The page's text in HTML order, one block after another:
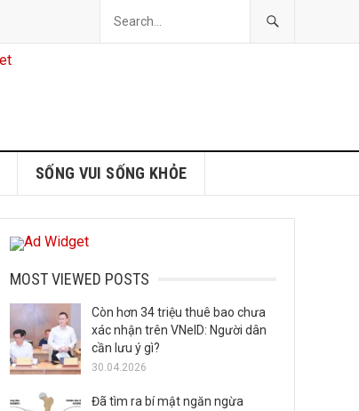
SỐNG VUI SỐNG KHỎE
MOST VIEWED POSTS
Còn hơn 34 triệu thuê bao chưa
xác nhận trên VNeID: Người dân
cần lưu ý gì?
30.04.2026
Đã tìm ra bí mật ngăn ngừa